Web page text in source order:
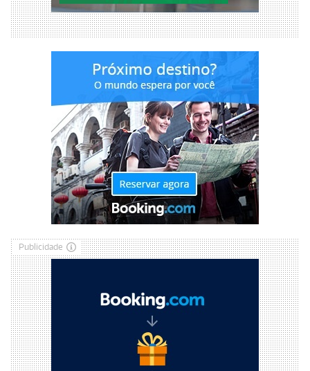
Publicidade